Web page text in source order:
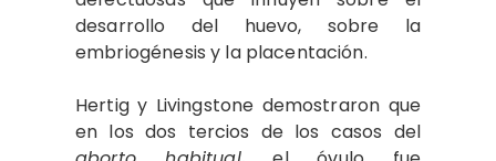
desarrollo del huevo, sobre la
embriogénesis y la placentación.
Hertig y Livingstone demostraron que
en los dos tercios de los casos del